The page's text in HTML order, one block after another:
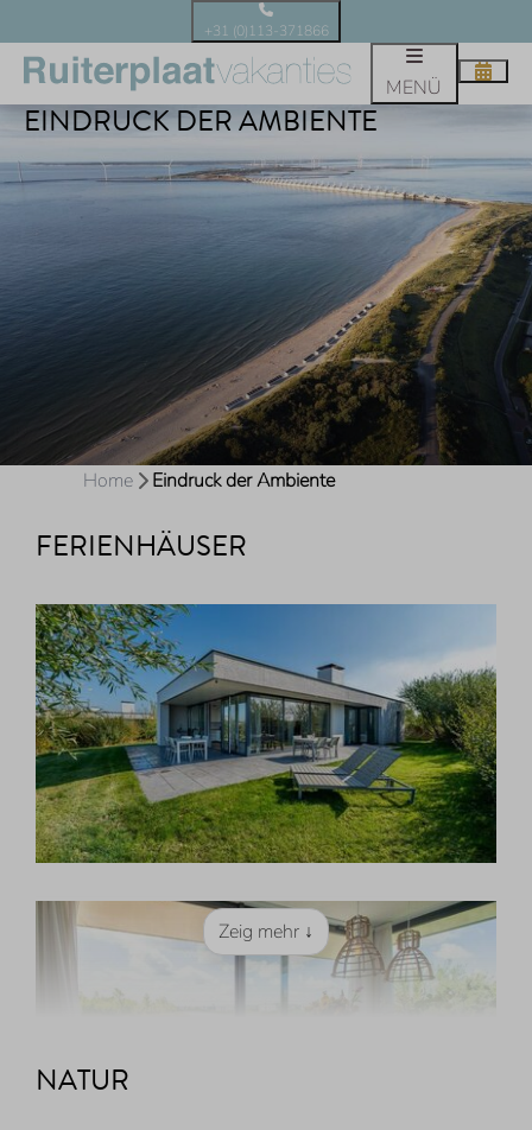
+31 (0)113-371866
MENÜ
EINDRUCK DER AMBIENTE
Home Eindruck der Ambiente
FERIENHÄUSER
Zeig mehr ↓
NATUR